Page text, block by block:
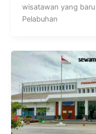
wisatawan yang
Pelabuhan